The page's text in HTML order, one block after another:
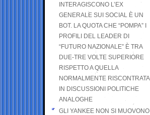
INTERAGISCONO L’EX
GENERALE SUI SOCIAL È UN
BOT. LA QUOTA CHE “POMPA” I
PROFILI DEL LEADER DI
“FUTURO NAZIONALE” È TRA
DUE-TRE VOLTE SUPERIORE
RISPETTO A QUELLA
NORMALMENTE RISCONTRATA
IN DISCUSSIONI POLITICHE
ANALOGHE
GLI YANKEE NON SI MUOVONO